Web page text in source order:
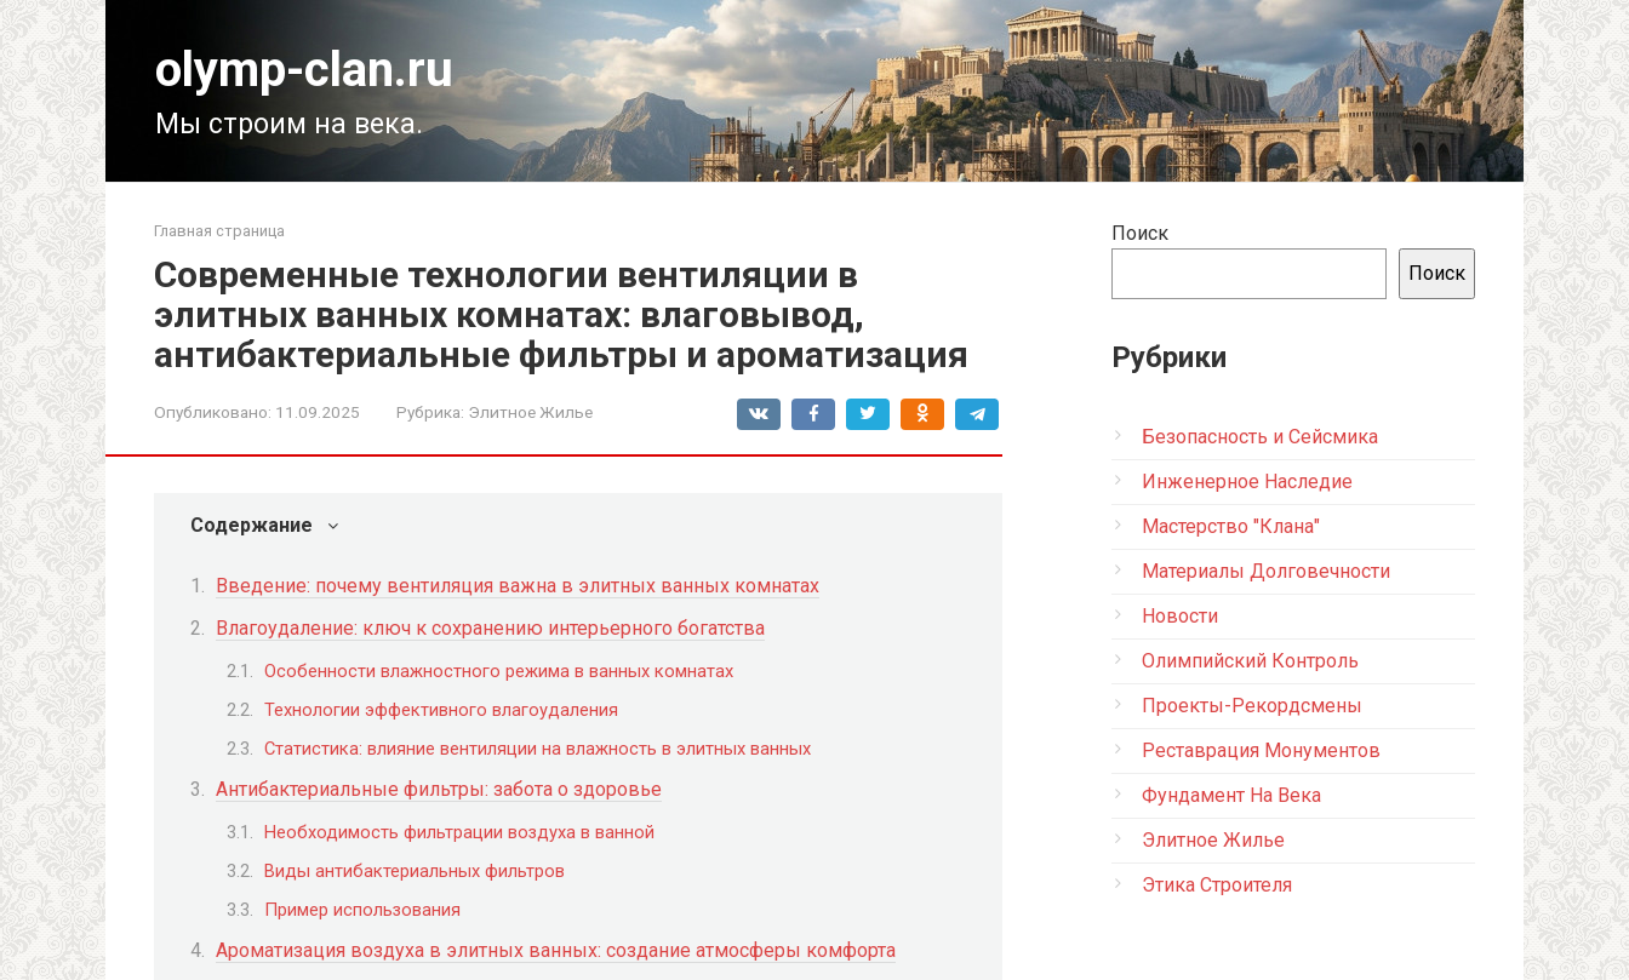
olymp-clan.ru
Мы строим на века.
Главная страница
Современные технологии вентиляции в
элитных ванных комнатах: влаговывод,
антибактериальные фильтры и ароматизация
Опубликовано: 11.09.2025 Рубрика: Элитное Жилье
Содержание
Введение: почему вентиляция важна в элитных ванных комнатах
Влагоудаление: ключ к сохранению интерьерного богатства
Особенности влажностного режима в ванных комнатах
Технологии эффективного влагоудаления
Статистика: влияние вентиляции на влажность в элитных ванных
Антибактериальные фильтры: забота о здоровье
Необходимость фильтрации воздуха в ванной
Виды антибактериальных фильтров
Пример использования
Ароматизация воздуха в элитных ванных: создание атмосферы комфорта
Поиск
Поиск
Рубрики
Безопасность и Сейсмика
Инженерное Наследие
Мастерство "Клана"
Материалы Долговечности
Новости
Олимпийский Контроль
Проекты-Рекордсмены
Реставрация Монументов
Фундамент На Века
Элитное Жилье
Этика Строителя